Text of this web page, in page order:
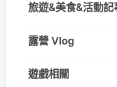
旅遊&美食&活動記
露營 Vlog
遊戲相關